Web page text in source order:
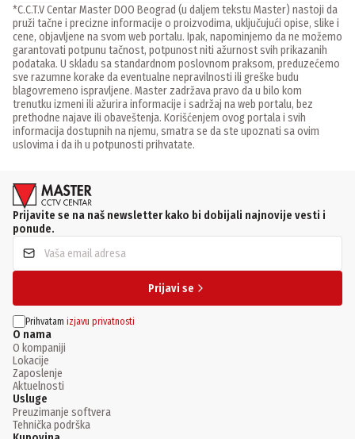
*C.C.T.V Centar Master DOO Beograd (u daljem tekstu Master) nastoji da
pruži tačne i precizne informacije o proizvodima, uključujući opise, slike i
cene, objavljene na svom web portalu. Ipak, napominjemo da ne možemo
garantovati potpunu tačnost, potpunost niti ažurnost svih prikazanih
podataka. U skladu sa standardnom poslovnom praksom, preduzećemo
sve razumne korake da eventualne nepravilnosti ili greške budu
blagovremeno ispravljene. Master zadržava pravo da u bilo kom
trenutku izmeni ili ažurira informacije i sadržaj na web portalu, bez
prethodne najave ili obaveštenja. Korišćenjem ovog portala i svih
informacija dostupnih na njemu, smatra se da ste upoznati sa ovim
uslovima i da ih u potpunosti prihvatate.
Prijavite se na naš newsletter kako bi dobijali najnovije vesti i
ponude.
Prijavi se
Prihvatam izjavu privatnosti
O nama
O kompaniji
Lokacije
Zaposlenje
Aktuelnosti
Usluge
Preuzimanje softvera
Tehnička podrška